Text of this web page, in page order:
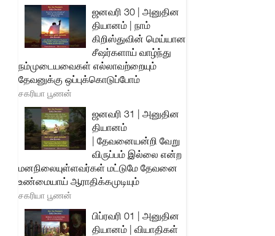
ஜனவரி 30 | அனுதின
தியானம் | நாம்
கிறிஸ்துவின் மெய்யான
சீஷர்களாய் வாழ்ந்து
நம்முடையவைகள் எல்லாவற்றையும்
தேவனுக்கு ஒப்புக்கொடுப்போம்
சகரியா பூணன்
ஜனவரி 31 | அனுதின
தியானம்
| தேவனையன்றி வேறு
விருப்பம் இல்லை என்ற
மனநிலையுள்ளவர்கள் மட்டுமே தேவனை
உண்மையாய் ஆராதிக்கமுடியும்
சகரியா பூணன்
பிப்ரவரி 01 | அனுதின
தியானம் | வியாதிகள்